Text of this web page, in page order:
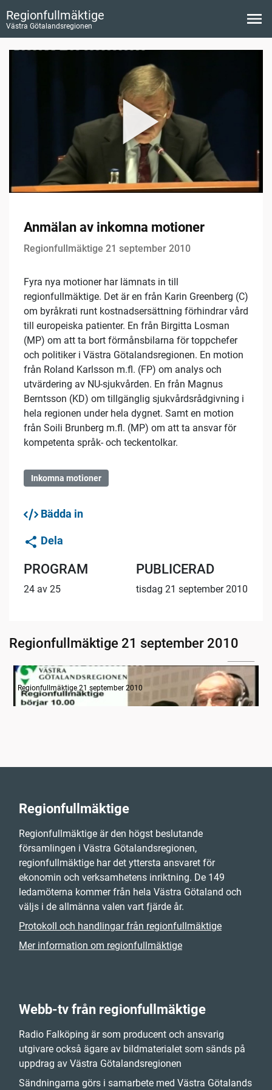
Regionfullmäktige
Västra Götalandsregionen
Anmälan av inkomna motioner
Regionfullmäktige 21 september 2010
Fyra nya motioner har lämnats in till
regionfullmäktige. Det är en från Karin Greenberg (C)
om byråkrati runt kostnadsersättning förhindrar vård
till europeiska patienter. En från Birgitta Losman
(MP) om att ta bort förmånsbilarna för toppchefer
och politiker i Västra Götalandsregionen. En motion
från Roland Karlsson m.fl. (FP) om analys och
utvärdering av NU-sjukvården. En från Magnus
Berntsson (KD) om tillgänglig sjukvårdsrådgivning i
hela regionen under hela dygnet. Samt en motion
från Soili Brunberg m.fl. (MP) om att ta ansvar för
kompetenta språk- och teckentolkar.
Inkomna motioner
Bädda in
Dela
PROGRAM
24 av 25
PUBLICERAD
tisdag 21 september 2010
Regionfullmäktige 21 september 2010
Information
Regionfullmäktige 21 september 2010
Regionfullmäktige
Regionfullmäktige är den högst beslutande
församlingen i Västra Götalandsregionen,
regionfullmäktige har det yttersta ansvaret för
ekonomin och verksamhetens inriktning. De 149
ledamöterna kommer från hela Västra Götaland och
väljs i de allmänna valen vart fjärde år.
Protokoll och handlingar från regionfullmäktige
Mer information om regionfullmäktige
Webb-tv från regionfullmäktige
Radio Falköping är som producent och ansvarig
utgivare också ägare av bildmaterialet som sänds på
uppdrag av Västra Götalandsregionen
Sändningarna görs i samarbete med Västra Götalands